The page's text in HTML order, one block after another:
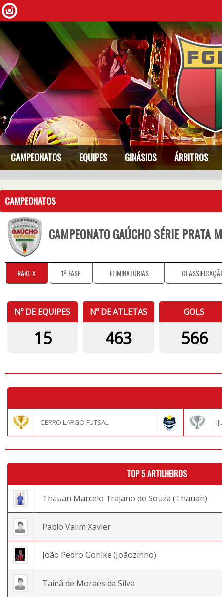
CAMPEONATOS EQUIPES GINÁSIOS ÁRBITROS
CAMPEONATOS
CAMPEONATO GAÚCHO SÉRIE PRATA
RAIO-X 1ª FASE ELIMINATÓRIAS
Nº DE EQUIPES
15
Nº DE ATLETAS
463
GOLS
566
CERRO LARGO FUTSAL
TOP 5 ARTILHEIROS
Thauan Marcelo Trajano de Souza (Thauan)
Pablo Valim Xavier
João Pedro Gohlke (Joãozinho)
Tainã de Moraes da Silva